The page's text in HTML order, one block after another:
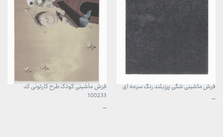
فرش ماشینی شگی پرزبلند رنگ سرمه ای
–محدوده
فرش ماشینی کودک طرح کارتونی کد
100233
–محدوده